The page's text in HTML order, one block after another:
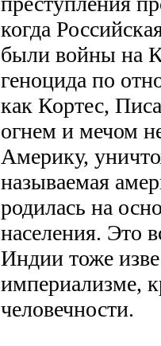
когда
были войны на
геноцида по
как Кортес,
огнем и мечом
Америку,
называемая
родилась на
населения. Это
Индии тоже
империализме,
человечности.